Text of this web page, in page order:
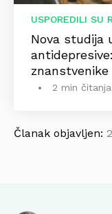
USPOREDILI SU
Nova studija
znanstvenike
2 min čitanja
Članak objavljen: